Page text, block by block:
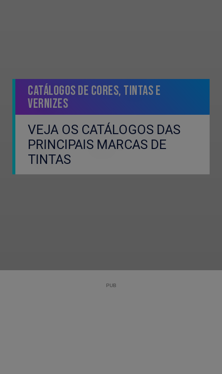
Catálogos de Cores, Tintas e
Vernizes
VEJA OS CATÁLOGOS DAS
PRINCIPAIS MARCAS DE
TINTAS